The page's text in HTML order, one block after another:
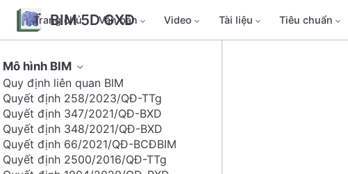
BIM 5D GXD
Trang chủ Văn bản Video Tài liệu Tiêu chuẩn
Mô hình BIM
Quy định liên quan BIM
Quyết định 258/2023/QĐ-TTg
Quyết định 347/2021/QĐ-BXD
Quyết định 348/2021/QĐ-BXD
Quyết định 66/2021/QĐ-BCĐBIM
Quyết định 2500/2016/QĐ-TTg